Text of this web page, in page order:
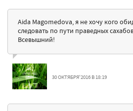
Aida Magomedova, я не хочу кого
следовать по пути праведных
Всевышний!
30 ОКТЯБРЯ'2016 В 18:19